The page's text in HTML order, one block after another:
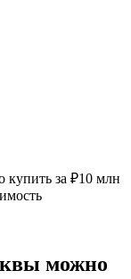
за ₽10 млн
можно